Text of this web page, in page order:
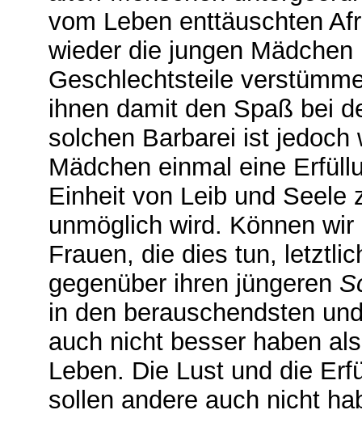
vom Leben enttäuschten
wieder die jungen
Geschlechtsteile
ihnen damit den Spaß bei
solchen Barbarei ist
Mädchen einmal eine
Einheit von Leib und Seele
unmöglich wird. Können
Frauen, die dies tun,
gegenüber ihren jüngeren
in den berauschendsten
auch nicht besser haben
Leben. Die Lust und die
sollen andere auch nicht